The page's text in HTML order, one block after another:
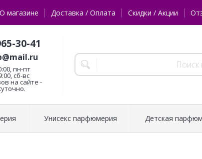
О магазине Доставка / Оплата Скидки / Акции
30-41
пн-пт
сб-вс
на сайте -
Унисекс парфюмерия Детская